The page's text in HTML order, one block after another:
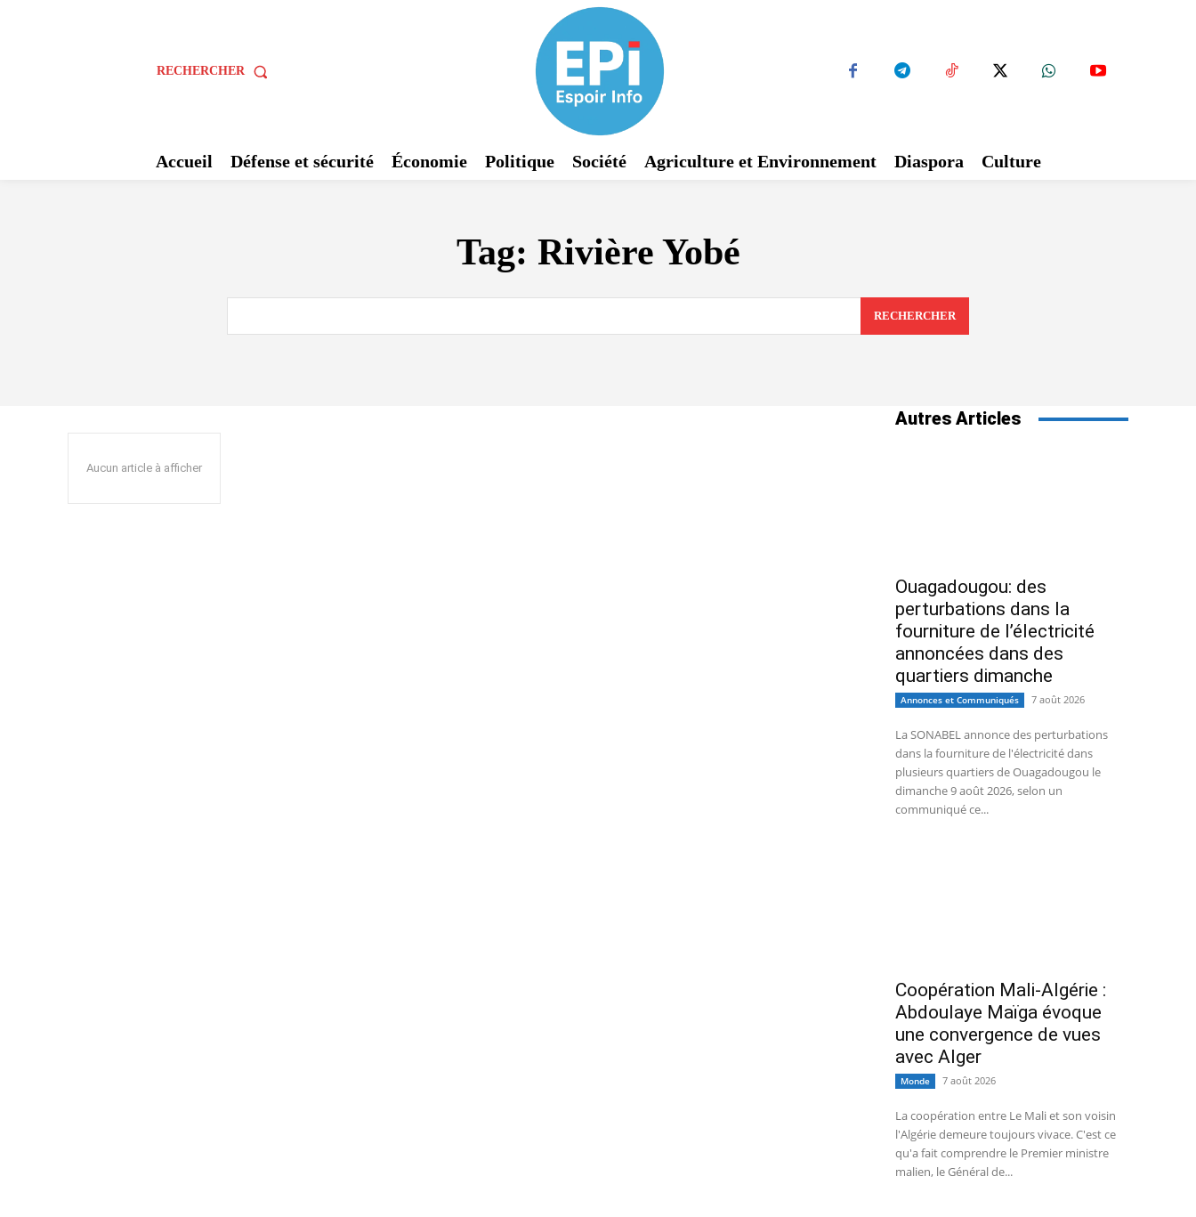
RECHERCHER
Accueil Défense et sécurité Économie Politique Société Agriculture et Environnement Diaspora Culture
Tag: Rivière Yobé
RECHERCHER
Aucun article à afficher
Autres Articles
Ouagadougou: des
perturbations dans la
fourniture de l’électricité
annoncées dans des
quartiers dimanche
Annonces et Communiqués 7 août 2026
La SONABEL annonce des perturbations
dans la fourniture de l'électricité dans
plusieurs quartiers de Ouagadougou le
dimanche 9 août 2026, selon un
communiqué ce...
Coopération Mali-Algérie :
Abdoulaye Maïga évoque
une convergence de vues
avec Alger
Monde 7 août 2026
La coopération entre Le Mali et son voisin
l'Algérie demeure toujours vivace. C'est ce
qu'a fait comprendre le Premier ministre
malien, le Général de...